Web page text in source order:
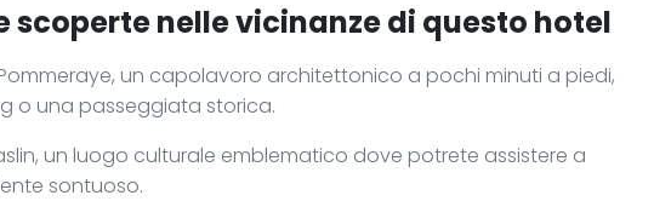
scoperte nelle vicinanze di questo hotel
un capolavoro architettonico a pochi minuti a piedi,
o una passeggiata storica.
un luogo culturale emblematico dove potrete assistere a
sontuoso.